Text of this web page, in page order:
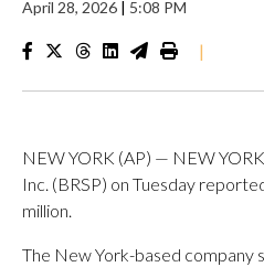
April 28, 2026 | 5:08 PM
|
NEW YORK (AP) — NEW
Inc. (BRSP) on Tuesday
million.
The New York-based company